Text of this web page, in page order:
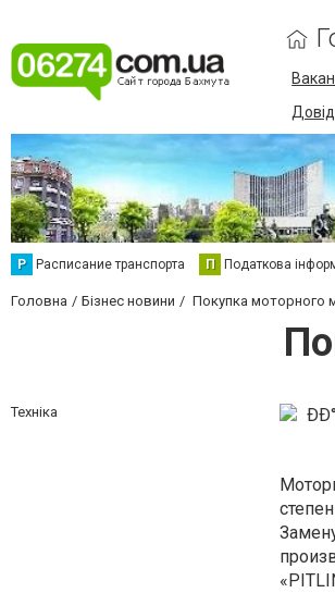
Р Расписание транспорта П Податкова
Головна Бізнес новини Покупка моторного
Техніка